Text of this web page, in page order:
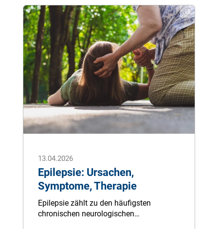
13.04.2026
Epilepsie: Ursachen,
Symptome, Therapie
Epilepsie zählt zu den häufigsten
chronischen neurologischen